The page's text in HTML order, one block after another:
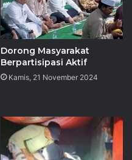
Dorong Masyarakat
Berpartisipasi Aktif
Kamis, 21 November 2024